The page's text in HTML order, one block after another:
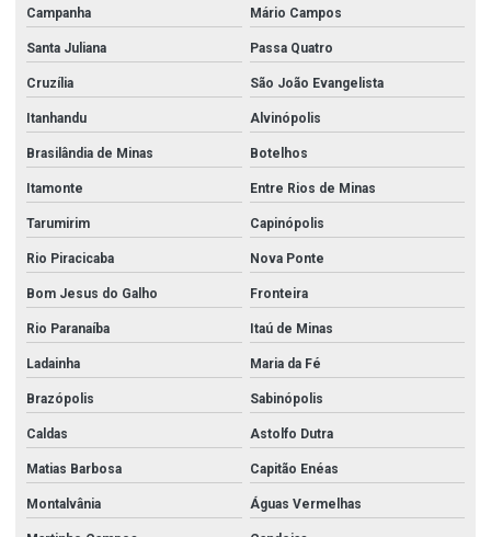
Válvula globo 2 1 2
Válvula globo 3
Válvula globo em aço inox
Válvula globo para hidrante
Válvula retenção horizontal
Valvula de retenção inox
Válvula retenção portinhola
Válvula retenção vertical
Válvula solenóide 24v
Válvula solenóide 24v 1
Válvula solenóide 24v 1 2
Válvula solenóide 24v 3 4
Campanha Mário Campos
Santa Juliana Passa Quatro
Cruzília São João Evangelista
Itanhandu Alvinópolis
Brasilândia de Minas Botelhos
Itamonte Entre Rios de Minas
Tarumirim Capinópolis
Rio Piracicaba Nova Ponte
Bom Jesus do Galho Fronteira
Rio Paranaíba Itaú de Minas
Ladainha Maria da Fé
Brazópolis Sabinópolis
Caldas Astolfo Dutra
Matias Barbosa Capitão Enéas
Montalvânia Águas Vermelhas